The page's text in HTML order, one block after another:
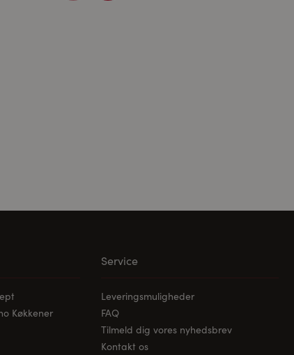
Køkkener
Service
Leveringsmuligheder
FAQ
Tilmeld dig vores nyhedsbrev
Kontakt os